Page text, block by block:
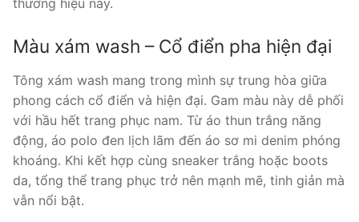
thương hiệu này.
Màu xám wash – Cổ điển pha hiện đại
Tông xám wash mang trong mình sự trung hòa giữa
phong cách cổ điển và hiện đại. Gam màu này dễ phối
với hầu hết trang phục nam. Từ áo thun trắng năng
động, áo polo đen lịch lãm đến áo sơ mi denim phóng
khoáng. Khi kết hợp cùng sneaker trắng hoặc boots
da, tổng thể trang phục trở nên mạnh mẽ, tinh giản mà
vẫn nổi bật.